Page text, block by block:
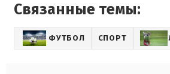
Связанные темы:
ФУТБОЛ СПОРТ